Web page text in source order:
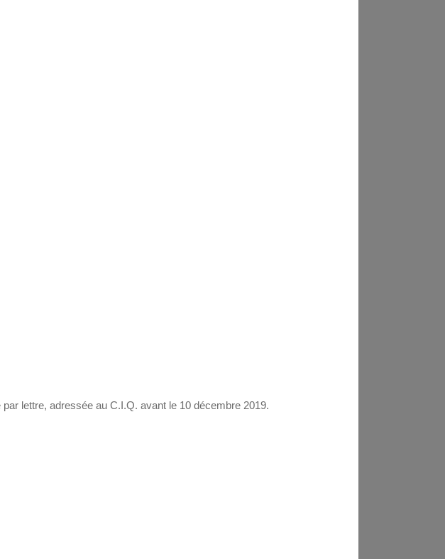
lettre, adressée au C.I.Q. avant le 10 décembre 2019.